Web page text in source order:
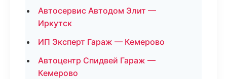
Автосервис Автодом Элит —
Иркутск
ИП Эксперт Гараж — Кемерово
Автоцентр Спидвей Гараж —
Кемерово